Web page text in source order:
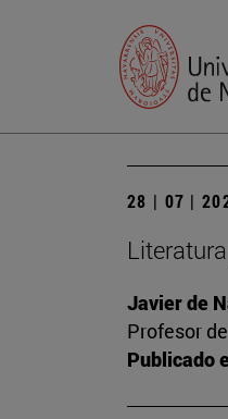
28 | 07 |
Javier de
Profesor
Publicado